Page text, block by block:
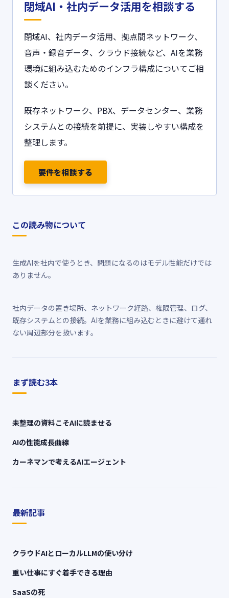
閉域AI・社内データ活用を相談する
閉域AI、社内データ活用、拠点間ネットワーク、
音声・録音データ、クラウド接続など、AIを業務
環境に組み込むためのインフラ構成についてご相
談ください。
既存ネットワーク、PBX、データセンター、業務
システムとの接続を前提に、実装しやすい構成を
整理します。
要件を相談する
この読み物について
生成AIを社内で使うとき、問題になるのはモデル性能だけでは
ありません。
社内データの置き場所、ネットワーク経路、権限管理、ログ、
既存システムとの接続。AIを業務に組み込むときに避けて通れ
ない周辺部分を扱います。
まず読む3本
未整理の資料こそAIに読ませる
AIの性能成長曲線
カーネマンで考えるAIエージェント
最新記事
クラウドAIとローカルLLMの使い分け
重い仕事にすぐ着手できる理由
SaaSの死